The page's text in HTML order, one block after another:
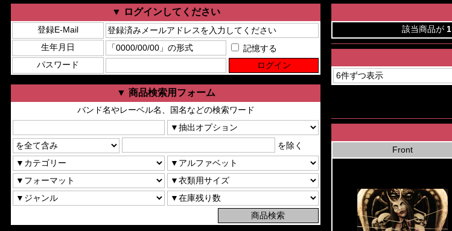
▼ ログインしてください
登録E-Mail
生年月日
記憶する
パスワード
▼ 商品検索用フォーム
バンド名やレーベル名、国名などの検索ワード
を除く
該当商品が 1
Front